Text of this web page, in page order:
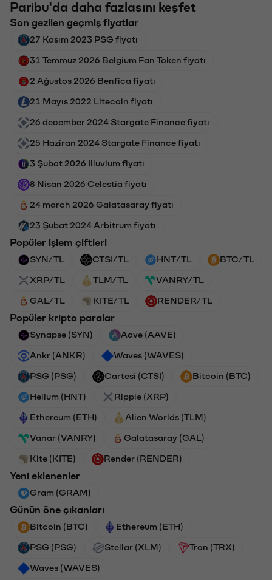
Paribu'da daha fazlasını keşfet
Son gezilen geçmiş fiyatlar
27 Kasım 2023 PSG fiyatı
31 Temmuz 2026 Belgium Fan Token fiyatı
2 Ağustos 2026 Benfica fiyatı
21 Mayıs 2022 Litecoin fiyatı
26 december 2024 Stargate Finance fiyatı
25 Haziran 2024 Stargate Finance fiyatı
3 Şubat 2026 Illuvium fiyatı
8 Nisan 2026 Celestia fiyatı
24 march 2026 Galatasaray fiyatı
23 Şubat 2024 Arbitrum fiyatı
Popüler işlem çiftleri
SYN/TL CTSI/TL HNT/TL BTC/TL
XRP/TL TLM/TL VANRY/TL
GAL/TL KITE/TL RENDER/TL
Popüler kripto paralar
Synapse (SYN) Aave (AAVE)
Ankr (ANKR) Waves (WAVES)
PSG (PSG) Cartesi (CTSI) Bitcoin (BTC)
Helium (HNT) Ripple (XRP)
Ethereum (ETH) Alien Worlds (TLM)
Vanar (VANRY) Galatasaray (GAL)
Kite (KITE) Render (RENDER)
Yeni eklenenler
Gram (GRAM)
Günün öne çıkanları
Bitcoin (BTC) Ethereum (ETH)
PSG (PSG) Stellar (XLM) Tron (TRX)
Waves (WAVES)